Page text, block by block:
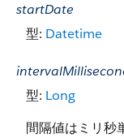
startDate
型: Datetime
型: Long
間隔値はミリ秒